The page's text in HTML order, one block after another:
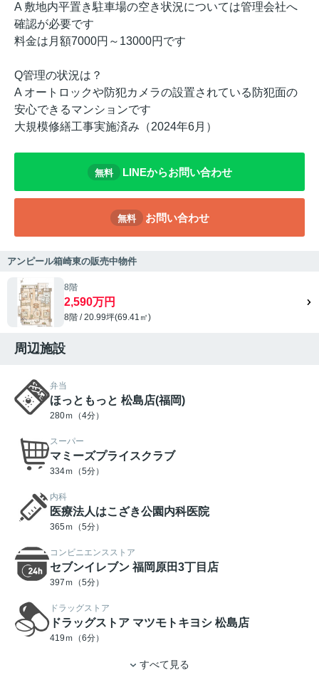
A 敷地内平置き駐車場の空き状況については管理会社へ
確認が必要です
料金は月額7000円～13000円です
Q管理の状況は？
A オートロックや防犯カメラの設置されている防犯面の
安心できるマンションです
大規模修繕工事実施済み（2024年6月）
無料 LINEからお問い合わせ
無料 お問い合わせ
アンピール箱崎東の販売中物件
8階
2,590万円
8階 / 20.99坪(69.41㎡)
周辺施設
弁当
ほっともっと 松島店(福岡)
280ｍ（4分）
スーパー
マミーズプライスクラブ
334ｍ（5分）
内科
医療法人はこざき公園内科医院
365ｍ（5分）
コンビニエンスストア
セブンイレブン 福岡原田3丁目店
397ｍ（5分）
ドラッグストア
ドラッグストア マツモトキヨシ 松島店
419ｍ（6分）
すべて見る